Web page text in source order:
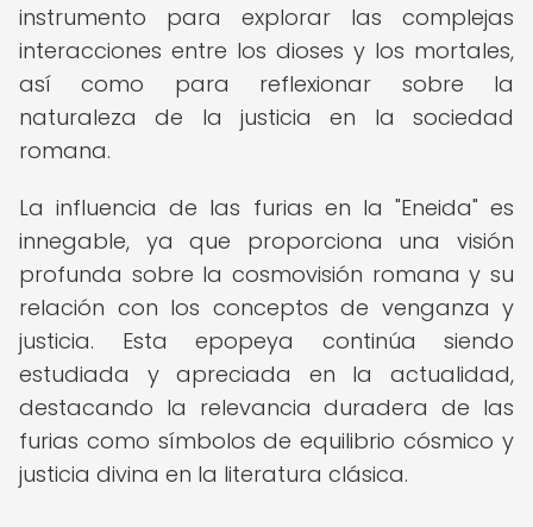
instrumento para explorar las complejas
interacciones entre los dioses y los mortales,
así como para reflexionar sobre la
naturaleza de la justicia en la sociedad
romana.
La influencia de las furias en la "Eneida" es
innegable, ya que proporciona una visión
profunda sobre la cosmovisión romana y su
relación con los conceptos de venganza y
justicia. Esta epopeya continúa siendo
estudiada y apreciada en la actualidad,
destacando la relevancia duradera de las
furias como símbolos de equilibrio cósmico y
justicia divina en la literatura clásica.